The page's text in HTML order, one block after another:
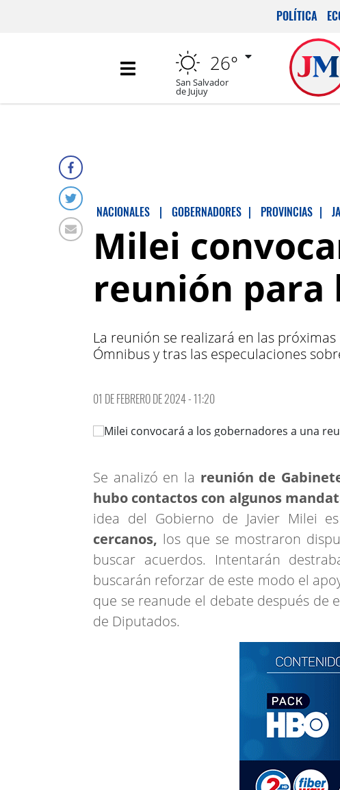
POLÍTICA
26°
San Salvador
de Jujuy
NACIONALES | GOBERNADORES | PROVINCIAS |
Milei
reunión para
La reunión se realizará en las
Ómnibus y tras las especulaciones
01 DE FEBRERO DE 2024 - 11:20
Se analizó en la reunión de
hubo contactos con algunos
idea del Gobierno de Javier Milei es
cercanos, los que se mostraron
buscar acuerdos. Intentarán
buscarán reforzar de este modo el
que se reanude el debate después de
de Diputados.